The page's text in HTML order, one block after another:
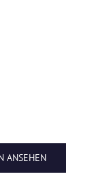
ANSEHEN